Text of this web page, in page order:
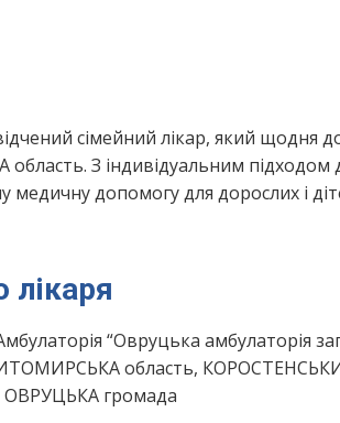
сімейний лікар, який
З індивідуальним підходом
медичну допомогу для дорослих і
лікаря
“Овруцька амбулаторія
область,
ОВРУЦЬКА громада